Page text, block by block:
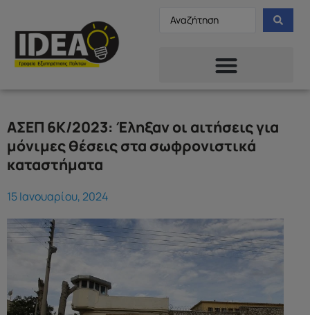
ΑΣΕΠ 6Κ/2023: Έληξαν οι αιτήσεις για
μόνιμες θέσεις στα σωφρονιστικά
καταστήματα
15 Ιανουαρίου, 2024